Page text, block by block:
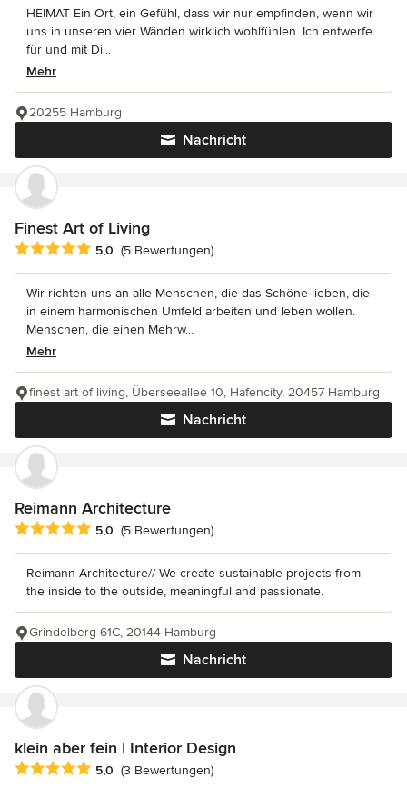
HEIMAT Ein Ort, ein Gefühl, dass wir nur empfinden, wenn wir
uns in unseren vier Wänden wirklich wohlfühlen. Ich entwerfe
für und mit Di...
Mehr
Nachricht
20255 Hamburg
Finest Art of Living
Durchschnittliche Bewertung: 5 von 5 Sternen
5,0 (5 Bewertungen)
Wir richten uns an alle Menschen, die das Schöne lieben, die
in einem harmonischen Umfeld arbeiten und leben wollen.
Menschen, die einen Mehrw...
Mehr
Nachricht
finest art of living, Überseeallee 10, Hafencity, 20457 Hamburg
Reimann Architecture
Durchschnittliche Bewertung: 5 von 5 Sternen
5,0 (5 Bewertungen)
Reimann Architecture// We create sustainable projects from
the inside to the outside, meaningful and passionate.
Nachricht
Grindelberg 61C, 20144 Hamburg
klein aber fein | Interior Design
Durchschnittliche Bewertung: 5 von 5 Sternen
5,0 (3 Bewertungen)